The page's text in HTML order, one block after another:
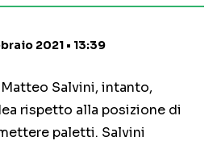
2021 • 13:39
Salvini, intanto,
rispetto alla posizione di
paletti. Salvini